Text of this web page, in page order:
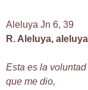
Aleluya Jn 6, 39
R. Aleluya,
Esta es la
que me dio,